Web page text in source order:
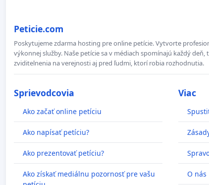
Peticie.com
Poskytujeme zdarma hosting pre online petície. Vytvorte
výkonnej služby. Naše petície sa v médiach spomínajú každý
zviditelnenia na verejnosti aj pred ľudmi, ktorí robia rozhodnutia.
Sprievodcovia
Ako začať online petíciu
Ako napísať petíciu?
Ako prezentovať petíciu?
Ako získať mediálnu pozornosť pre vašu
Viac
O nás